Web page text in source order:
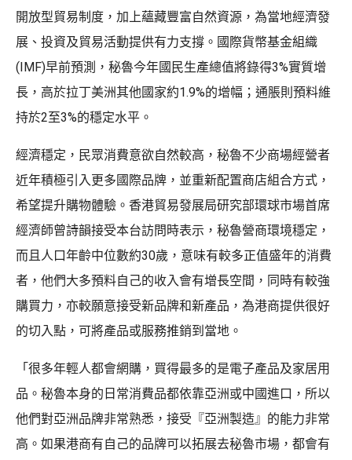
開放型貿易制度，加上蘊藏豐富自然資源，為當地經濟發
展、投資及貿易活動提供有力支撐。國際貨幣基金組織
(IMF)早前預測，秘魯今年國民生產總值將錄得3%實質增
長，高於拉丁美洲其他國家約1.9%的增幅；通脹則預料維
持於2至3%的穩定水平。
經濟穩定，民眾消費意欲自然較高，秘魯不少商場經營者
近年積極引入更多國際品牌，並重新配置商店組合方式，
希望提升購物體驗。香港貿易發展局研究部環球市場首席
經濟師曾詩韻接受本台訪問時表示，秘魯營商環境穩定，
而且人口年齡中位數約30歲，意味有較多正值盛年的消費
者，他們大多預料自己的收入會有增長空間，同時有較強
購買力，亦較願意接受新品牌和新產品，為港商提供很好
的切入點，可將產品或服務推銷到當地。
「很多年輕人都會網購，買得最多的是電子產品及家居用
品。秘魯本身的日常消費品都依靠亞洲或中國進口，所以
他們對亞洲品牌非常熟悉，接受『亞洲製造』的能力非常
高。如果港商有自己的品牌可以拓展去秘魯市場，都會有